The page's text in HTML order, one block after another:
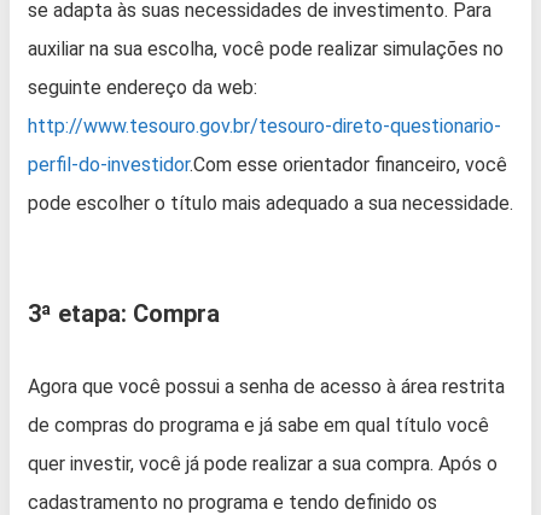
se adapta às suas necessidades de investimento. Para
auxiliar na sua escolha, você pode realizar simulações no
seguinte endereço da web:
http://www.tesouro.gov.br/tesouro-direto-questionario-
perfil-do-investidor.Com esse orientador financeiro, você
pode escolher o título mais adequado a sua necessidade.
3ª etapa: Compra
Agora que você possui a senha de acesso à área restrita
de compras do programa e já sabe em qual título você
quer investir, você já pode realizar a sua compra. Após o
cadastramento no programa e tendo definido os